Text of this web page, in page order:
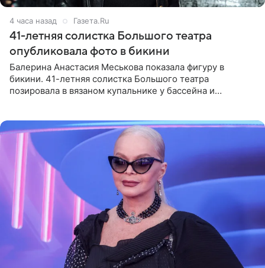
4 часа назад Газета.Ru
41-летняя солистка Большого театра
опубликовала фото в бикини
Балерина Анастасия Меськова показала фигуру в
бикини. 41-летняя солистка Большого театра
позировала в вязаном купальнике у бассейна и